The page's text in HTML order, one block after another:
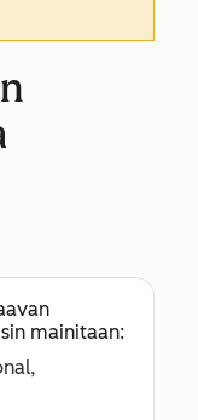
mainitaan: